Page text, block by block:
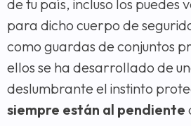
de tu país, incluso los puedes
para dicho cuerpo de
como guardas de conjuntos
ellos se ha desarrollado de
deslumbrante el instinto
siempre están al pendiente